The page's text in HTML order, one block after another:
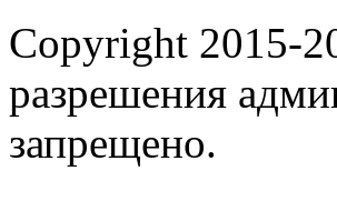
Copyright 2015-
разрешения
запрещено.